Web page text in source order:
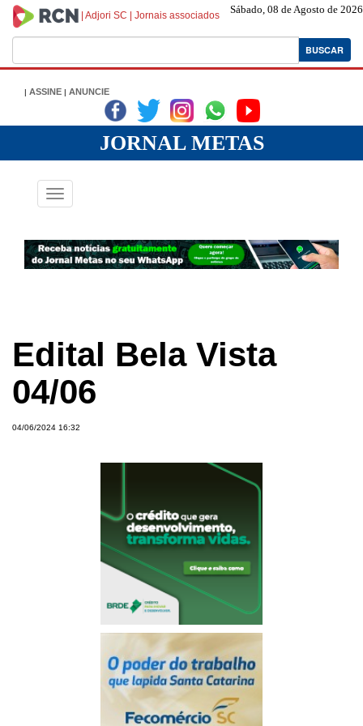
Sábado, 08 de Agosto de 2026
Adjori SC Jornais associados
BUSCAR
| ASSINE | ANUNCIE
|
JORNAL METAS
Toggle
navigation
Edital Bela Vista
04/06
04/06/2024 16:32